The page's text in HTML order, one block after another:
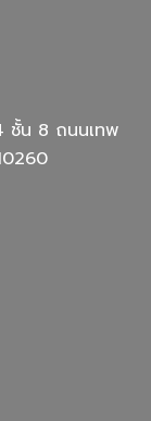
ชั้น 8 ถนนเทพ